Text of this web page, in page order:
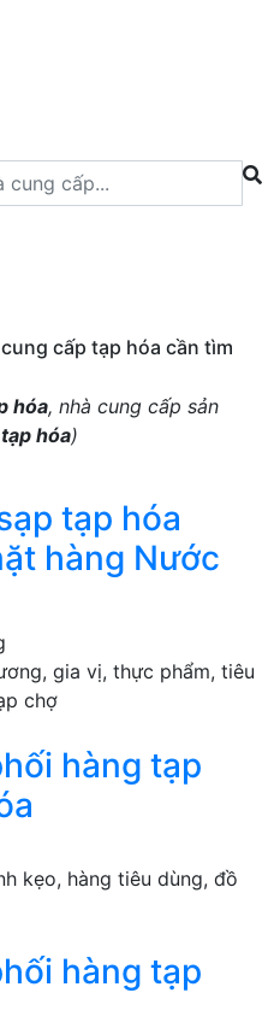
cấp tạp hóa cần tìm
hóa, nhà cung cấp sản
tạp hóa)
tạp hóa
hàng Nước
gia vị, thực phẩm, tiêu
chợ
hàng tạp
kẹo, hàng tiêu dùng, đồ
hàng tạp